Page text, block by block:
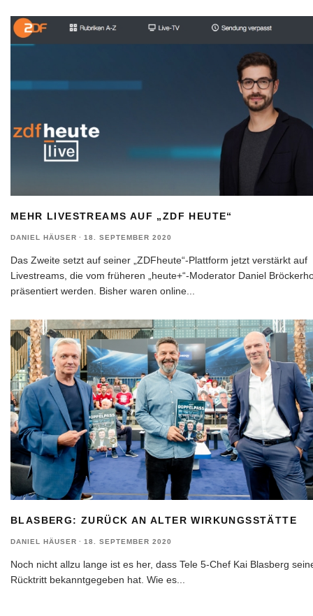
MEHR LIVESTREAMS AUF „ZDF HEUTE“
DANIEL HÄUSER · 18. SEPTEMBER 2020
Das Zweite setzt auf seiner „ZDFheute“-Plattform jetzt verstärkt auf
Livestreams, die vom früheren „heute+“-Moderator Daniel
präsentiert werden. Bisher waren online
BLASBERG: ZURÜCK AN ALTER WIRKUNGSSTÄTTE
DANIEL HÄUSER · 18. SEPTEMBER 2020
Noch nicht allzu lange ist es her, dass Tele 5-Chef Kai Blasberg
Rücktritt bekanntgegeben hat. Wie es